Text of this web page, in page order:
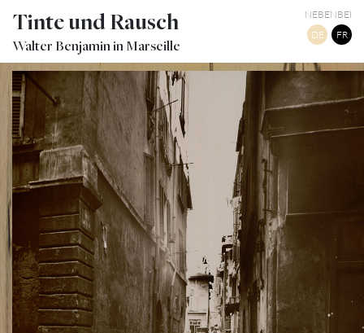
Tinte und Rausch
Walter Benjamin in Marseille
NEBENBEI
DE
FR
VIEUX QUARTIERS DE MARSEILLE : RUE DE NUIT